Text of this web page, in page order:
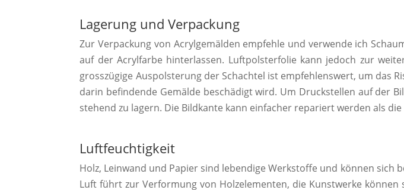
Lagerung und Verpackung
Zur Verpackung von Acrylgemälden empfehle und verwende ich
auf der Acrylfarbe hinterlassen. Luftpolsterfolie kann jedoch zur
grosszügige Auspolsterung der Schachtel ist empfehlenswert, um das
darin befindende Gemälde beschädigt wird. Um Druckstellen auf der
stehend zu lagern. Die Bildkante kann einfacher repariert werden als die
Luftfeuchtigkeit
Holz, Leinwand und Papier sind lebendige Werkstoffe und können
Luft führt zur Verformung von Holzelementen, die Kunstwerke